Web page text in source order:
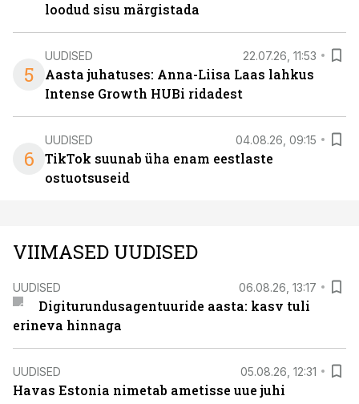
loodud sisu märgistada
5
UUDISED 22.07.26, 11:53
Aasta juhatuses: Anna-Liisa Laas lahkus
Intense Growth HUBi ridadest
6
UUDISED 04.08.26, 09:15
TikTok suunab üha enam eestlaste
ostuotsuseid
VIIMASED UUDISED
UUDISED 06.08.26, 13:17
Digiturundusagentuuride aasta: kasv tuli
erineva hinnaga
UUDISED 05.08.26, 12:31
Havas Estonia nimetab ametisse uue juhi